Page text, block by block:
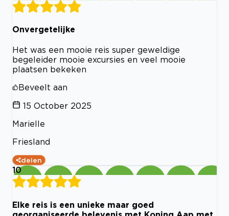
Onvergetelijke
Het was een mooie reis super geweldige
begeleider mooie excursies en veel mooie
plaatsen bekeken
Beveelt aan
15 October 2025
Marielle
Friesland
delen
10
Elke reis is een unieke maar goed